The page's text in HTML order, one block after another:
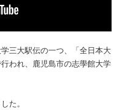
三大駅伝の一つ、「全日本大
われ、鹿児島市の志學館大学
た。